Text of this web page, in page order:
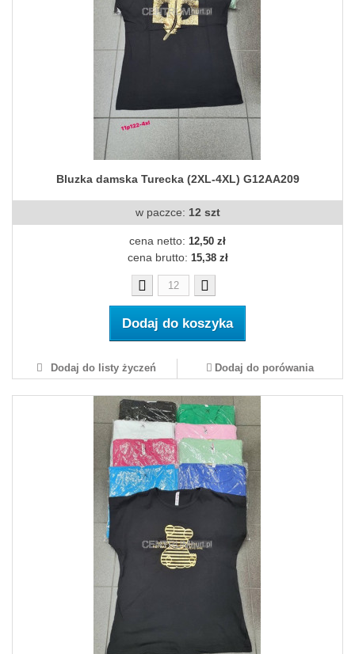
Bluzka damska Turecka (2XL-4XL) G12AA209
w paczce: 12 szt
cena netto: 12,50 zł
cena brutto: 15,38 zł
Dodaj do koszyka
Dodaj do listy życzeń Dodaj do porówania